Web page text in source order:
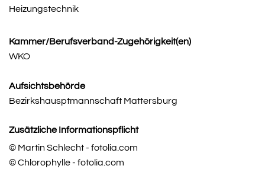
Heizungstechnik
Kammer/Berufsverband-Zugehörigkeit(en)
WKO
Aufsichtsbehörde
Bezirkshausptmannschaft Mattersburg
Zusätzliche Informationspflicht
© Martin Schlecht - fotolia.com
© Chlorophylle - fotolia.com